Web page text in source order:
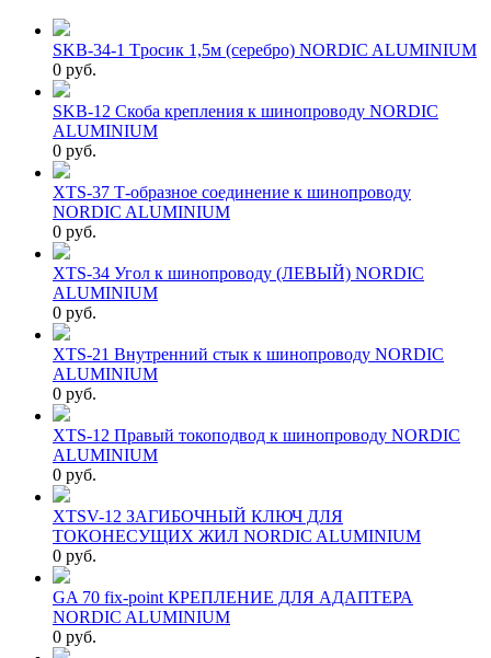
SKB-34-1 Tросик 1,5м (серебро) NORDIC ALUMINIUM
0 руб.
SKB-12 Скоба крепления к шинопроводу NORDIC
ALUMINIUM
0 руб.
XTS-37 Т-образное соединение к шинопроводу
NORDIC ALUMINIUM
0 руб.
XTS-34 Угол к шинопроводу (ЛЕВЫЙ) NORDIC
ALUMINIUM
0 руб.
XTS-21 Внутренний стык к шинопроводу NORDIC
ALUMINIUM
0 руб.
XTS-12 Правый токоподвод к шинопроводу NORDIC
ALUMINIUM
0 руб.
XTSV-12 ЗАГИБОЧНЫЙ КЛЮЧ ДЛЯ
ТОКОНЕСУЩИХ ЖИЛ NORDIC ALUMINIUM
0 руб.
GA 70 fix-point КРЕПЛЕНИЕ ДЛЯ АДАПТЕРА
NORDIC ALUMINIUM
0 руб.